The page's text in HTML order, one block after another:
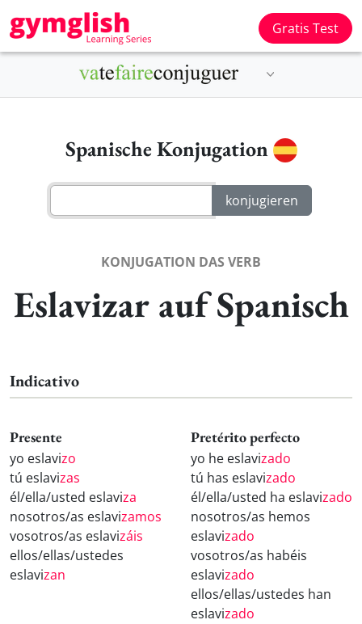
Gratis Test
Spanische Konjugation
KONJUGATION DAS VERB
Eslavizar auf Spanisch
Indicativo
Presente
yo eslavizo
tú eslavizas
él/ella/usted eslaviza
nosotros/as eslavizamos
vosotros/as eslavizáis
ellos/ellas/ustedes
eslavizan
Pretérito perfecto
yo he eslavizado
tú has eslavizado
él/ella/usted ha eslavizado
nosotros/as hemos
eslavizado
vosotros/as habéis
eslavizado
ellos/ellas/ustedes han
eslavizado